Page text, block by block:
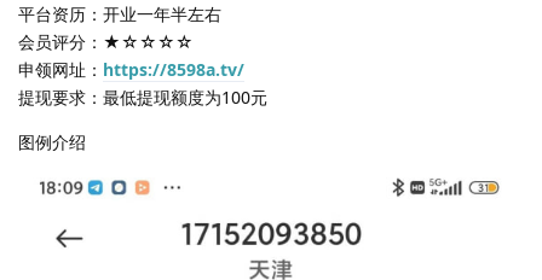
平台资历：开业一年半左右
会员评分：★☆☆☆☆
申领网址： https://8598a.tv/
提现要求：最低提现额度为100元
图例介绍